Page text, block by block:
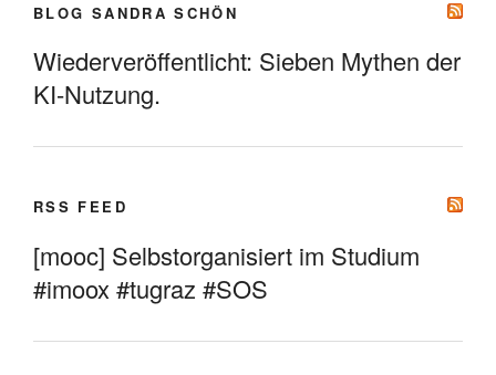
BLOG SANDRA SCHÖN
Wiederveröffentlicht: Sieben Mythen der
KI-Nutzung.
RSS FEED
[mooc] Selbstorganisiert im Studium
#imoox #tugraz #SOS